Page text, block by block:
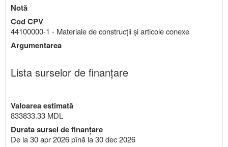
Notă
Cod CPV
44100000-1 - Materiale de construcţii şi articole conexe
Argumentarea
Lista surselor de finanțare
Valoarea estimată
833833.33 MDL
Durata sursei de finanțare
De la 30 apr 2026 pînă la 30 dec 2026